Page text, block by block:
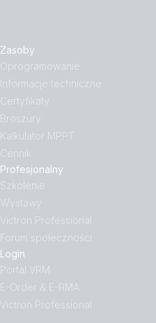
Zasoby
Oprogramowanie
Informacje techniczne
Certyfikaty
Broszury
Kalkulator MPPT
Cennik
Profesjonalny
Szkolenie
Wystawy
Victron Professional
Forum społeczności
Login
Portal VRM
E-Order & E-RMA
Victron Professional